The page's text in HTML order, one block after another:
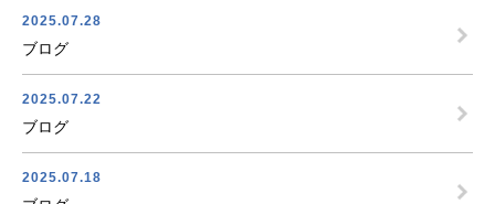
2025.07.28
ブログ
2025.07.22
ブログ
2025.07.18